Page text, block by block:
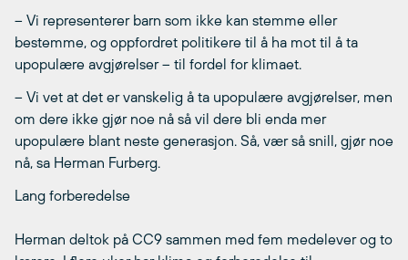
– Vi representerer barn som ikke kan stemme eller
bestemme, og oppfordret politikere til å ha mot til å ta
upopulære avgjørelser – til fordel for klimaet.
– Vi vet at det er vanskelig å ta upopulære avgjørelser, men
om dere ikke gjør noe nå så vil dere bli enda mer
upopulære blant neste generasjon. Så, vær så snill, gjør noe
nå, sa Herman Furberg.
Lang forberedelse
Herman deltok på CC9 sammen med fem medelever og to